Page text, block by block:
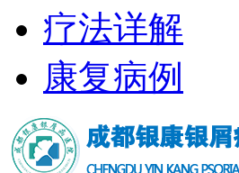
疗法详解
康复病例